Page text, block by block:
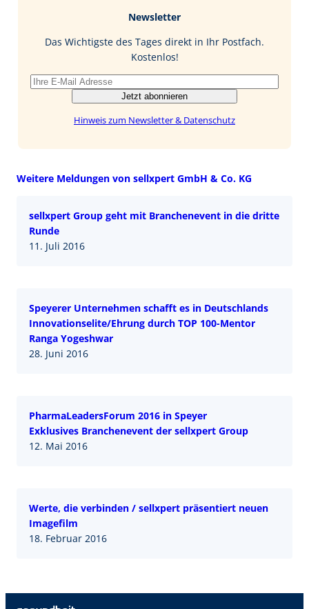
I
Newsletter
Das Wichtigste des Tages direkt in Ihr Postfach.
Kostenlos!
Jetzt abonnieren
Hinweis zum Newsletter & Datenschutz
Weitere Meldungen von sellxpert GmbH & Co. KG
sellxpert Group geht mit Branchenevent in die dritte
Runde
11. Juli 2016
Speyerer Unternehmen schafft es in Deutschlands
Innovationselite/Ehrung durch TOP 100-Mentor
Ranga Yogeshwar
28. Juni 2016
PharmaLeadersForum 2016 in Speyer
Exklusives Branchenevent der sellxpert Group
12. Mai 2016
Werte, die verbinden / sellxpert präsentiert neuen
Imagefilm
18. Februar 2016